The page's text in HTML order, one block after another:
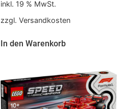
inkl. 19 % MwSt.
zzgl. Versandkosten
In den Warenkorb